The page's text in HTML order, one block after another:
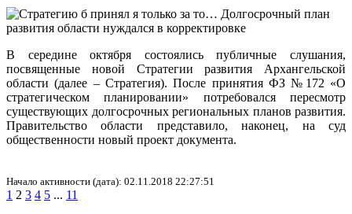
В середине октября состоялись публичные слушания,
посвященные новой Стратегии развития Архангельской
области (далее – Стратегия). После принятия ФЗ №172 «О
стратегическом планировании» потребовался пересмотр
существующих долгосрочных региональных планов развития.
Правительство области представило, наконец, на суд
общественности новый проект документа.
Начало активности (дата): 02.11.2018 22:27:51
1 2 3 4 5 ... 11